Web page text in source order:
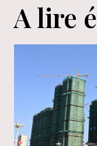
A lire